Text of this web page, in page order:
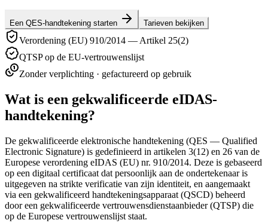
Een QES-handtekening starten Tarieven bekijken
Verordening (EU) 910/2014 — Artikel 25(2)
QTSP op de EU-vertrouwenslijst
Zonder verplichting · gefactureerd op gebruik
Wat is een gekwalificeerde eIDAS-
handtekening?
De gekwalificeerde elektronische handtekening (QES — Qualified
Electronic Signature) is gedefinieerd in artikelen 3(12) en 26 van de
Europese verordening eIDAS (EU) nr. 910/2014. Deze is gebaseerd
op een digitaal certificaat dat persoonlijk aan de ondertekenaar is
uitgegeven na strikte verificatie van zijn identiteit, en aangemaakt
via een gekwalificeerd handtekeningsapparaat (QSCD) beheerd
door een gekwalificeerde vertrouwensdienstaanbieder (QTSP) die
op de Europese vertrouwenslijst staat.